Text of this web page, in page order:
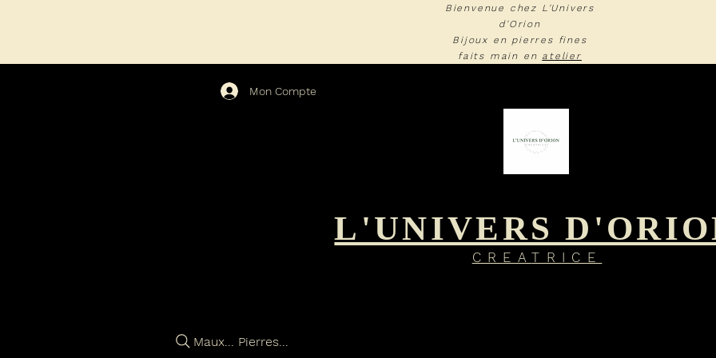
Bienvenue chez L'Univers
d'Orion
Bijoux en pierres fines
faits main en atelier
Mon Compte
L'UNIVERS
CREATRIC E
Maux... Pierres...